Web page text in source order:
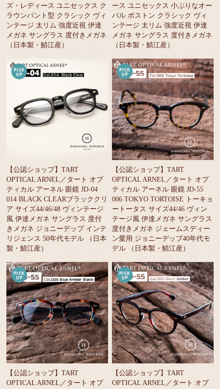
ズ・レディース ユニセックス ク
ラウンパント型 クラシック ヴィ
ンテージ 太リム 強度近視 伊達
メガネ サングラス 度付きメガネ
（日本製・鯖江産）
ース ユニセックス 小ぶりなオー
バル ボストン クラシック ヴィ
ンテージ 太リム 強度近視 伊達
メガネ サングラス 度付きメガネ
（日本製・鯖江産）
【公認ショップ】TART
OPTICAL ARNEL／タート オプ
ティカル アーネル 眼鏡 JD-04
014 BLACK CLEARブラッククリ
ア サイズ44/46/48 ヴィンテージ
風 伊達メガネ サングラス 度付
きメガネ ジョニーデップ インテ
リジェンス 50年代モデル （日本
製・鯖江産）
【公認ショップ】TART
OPTICAL ARNEL／タート オプ
ティカル アーネル 眼鏡 JD-55
006 TOKYO TORTOISE トーキョ
ートータス サイズ44/46 ヴィン
テージ風 伊達メガネ サングラス
度付きメガネ ジェームスディー
ン愛用 ジョニーデップ40年代モ
デル （日本製・鯖江産）
【公認ショップ】TART
OPTICAL ARNEL／タート オプ
【公認ショップ】TART
OPTICAL ARNEL／タート オプ